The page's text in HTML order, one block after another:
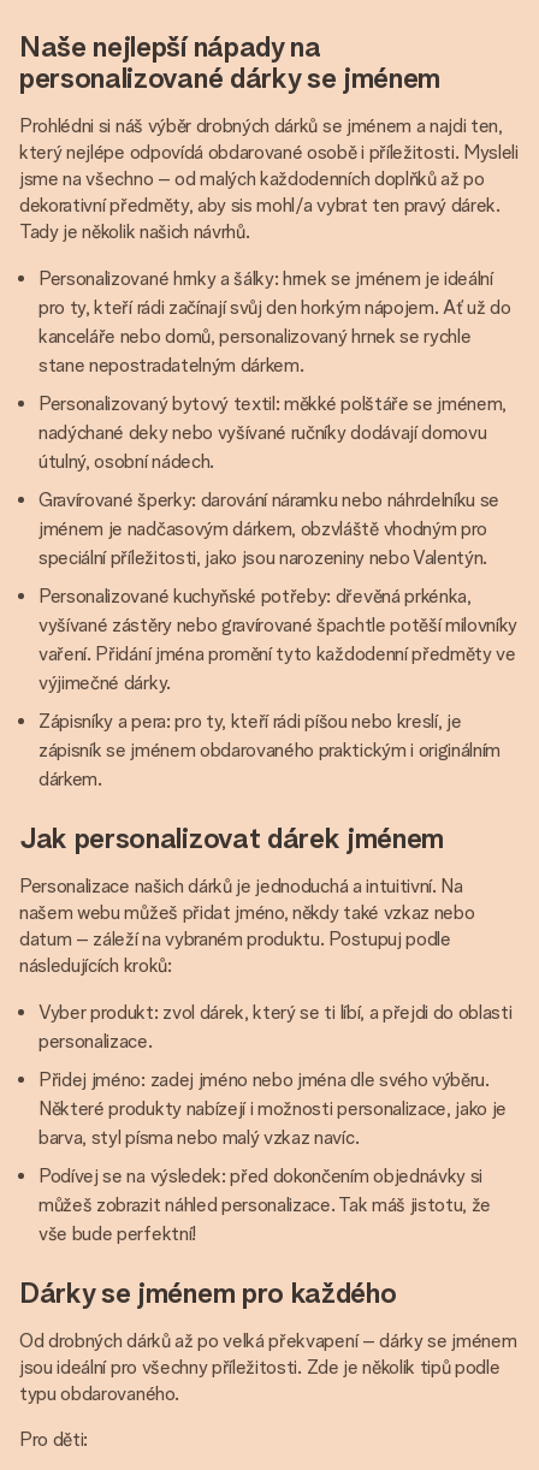
Naše nejlepší nápady na
personalizované dárky se jménem
Prohlédni si náš výběr drobných dárků se jménem a najdi ten,
který nejlépe odpovídá obdarované osobě i příležitosti. Mysleli
jsme na všechno – od malých každodenních doplňků až po
dekorativní předměty, aby sis mohl/a vybrat ten pravý dárek.
Tady je několik našich návrhů.
Personalizované hrnky a šálky: hrnek se jménem je ideální
pro ty, kteří rádi začínají svůj den horkým nápojem. Ať už do
kanceláře nebo domů, personalizovaný hrnek se rychle
stane nepostradatelným dárkem.
Personalizovaný bytový textil: měkké polštáře se jménem, ​​
nadýchané deky nebo vyšívané ručníky dodávají domovu
útulný, osobní nádech.
Gravírované šperky: darování náramku nebo náhrdelníku se
jménem je nadčasovým dárkem, obzvláště vhodným pro
speciální příležitosti, jako jsou narozeniny nebo Valentýn.
Personalizované kuchyňské potřeby: dřevěná prkénka,
vyšívané zástěry nebo gravírované špachtle potěší milovníky
vaření. Přidání jména promění tyto každodenní předměty ve
výjimečné dárky.
Zápisníky a pera: pro ty, kteří rádi píšou nebo kreslí, je
zápisník se jménem obdarovaného praktickým i originálním
dárkem.
Jak personalizovat dárek jménem
Personalizace našich dárků je jednoduchá a intuitivní. Na
našem webu můžeš přidat jméno, někdy také vzkaz nebo
datum – záleží na vybraném produktu. Postupuj podle
následujících kroků:
Vyber produkt: zvol dárek, který se ti líbí, a přejdi do oblasti
personalizace.
Přidej jméno: zadej jméno nebo jména dle svého výběru.
Některé produkty nabízejí i možnosti personalizace, jako je
barva, styl písma nebo malý vzkaz navíc.
Podívej se na výsledek: před dokončením objednávky si
můžeš zobrazit náhled personalizace. Tak máš jistotu, že
vše bude perfektní!
Dárky se jménem pro každého
Od drobných dárků až po velká překvapení – dárky se jménem
jsou ideální pro všechny příležitosti. Zde je několik tipů podle
typu obdarovaného.
Pro děti: